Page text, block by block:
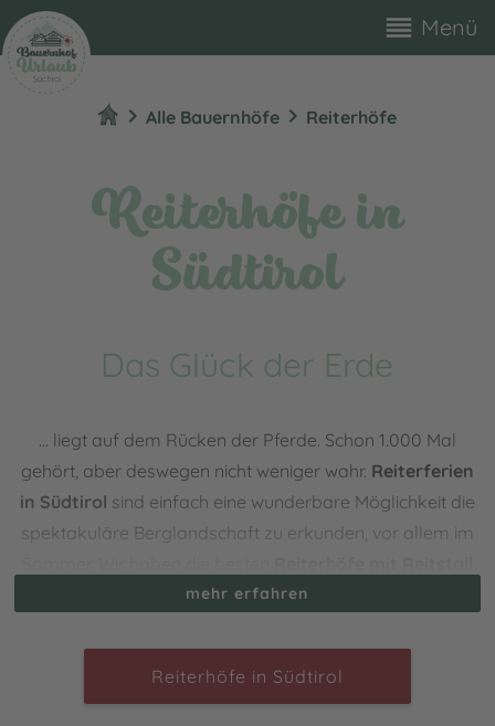
reorder Menü
chevron_right Alle Bauernhöfe chevron_right Reiterhöfe
Reiterhöfe in
Südtirol
Das Glück der Erde
… liegt auf dem Rücken der Pferde. Schon 1.000 Mal
gehört, aber deswegen nicht weniger wahr. Reiterferien
in Südtirol sind einfach eine wunderbare Möglichkeit die
spektakuläre Berglandschaft zu erkunden, vor allem im
für Dich ausgesucht. Hier kannst Du
oder in Begleitung Deiner Gastgeber – sondern auch
reinschnuppern in die bunte Pferdewelt
mehr erfahren
Reiterhöfe in Südtirol